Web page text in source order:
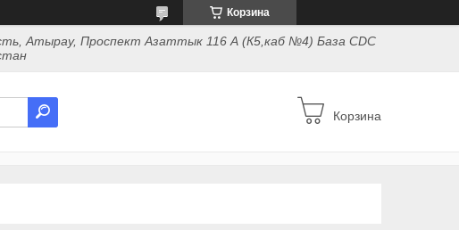
Корзина
Атырау, Проспект Азаттык 116 А (К5,каб №4) База CDC
Корзина